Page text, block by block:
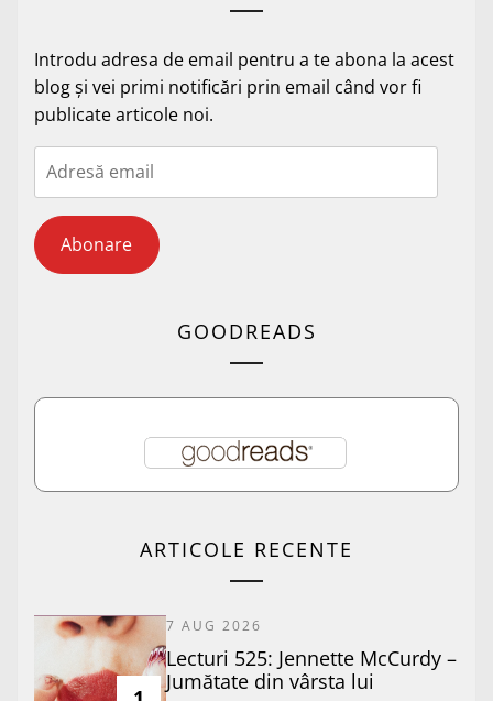
Introdu adresa de email pentru a te abona la acest
blog și vei primi notificări prin email când vor fi
publicate articole noi.
Adresă
email
Abonare
GOODREADS
ARTICOLE RECENTE
7 AUG 2026
Lecturi 525: Jennette McCurdy –
Jumătate din vârsta lui